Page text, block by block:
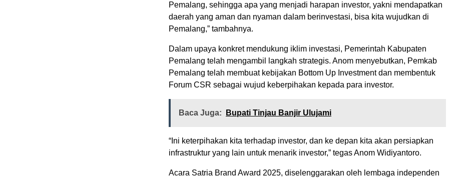
Pemalang, sehingga apa yang menjadi harapan investor, yakni mendapatkan
daerah yang aman dan nyaman dalam berinvestasi, bisa kita wujudkan di
Pemalang,” tambahnya.
Dalam upaya konkret mendukung iklim investasi, Pemerintah Kabupaten
Pemalang telah mengambil langkah strategis. Anom menyebutkan, Pemkab
Pemalang telah membuat kebijakan Bottom Up Investment dan membentuk
Forum CSR sebagai wujud keberpihakan kepada para investor.
Baca Juga: Bupati Tinjau Banjir Ulujami
“Ini keterpihakan kita terhadap investor, dan ke depan kita akan persiapkan
infrastruktur yang lain untuk menarik investor,” tegas Anom Widiyantoro.
Acara Satria Brand Award 2025, diselenggarakan oleh lembaga independen